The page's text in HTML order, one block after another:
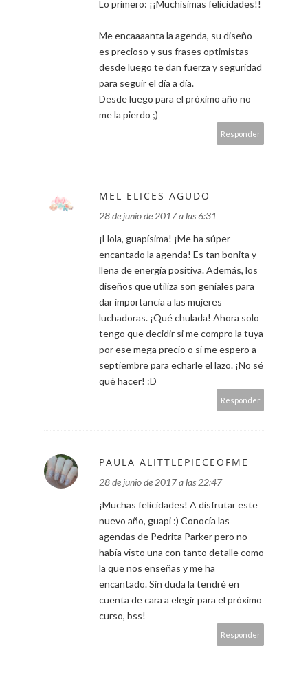
Lo primero: ¡¡Muchísimas felicidades!!
Me encaaaanta la agenda, su diseño
es precioso y sus frases optimistas
desde luego te dan fuerza y seguridad
para seguir el día a día.
Desde luego para el próximo año no
me la pierdo ;)
Responder
MEL ELICES AGUDO
28 de junio de 2017 a las 6:31
¡Hola, guapísima! ¡Me ha súper
encantado la agenda! Es tan bonita y
llena de energía positiva. Además, los
diseños que utiliza son geniales para
dar importancia a las mujeres
luchadoras. ¡Qué chulada! Ahora solo
tengo que decidir si me compro la tuya
por ese mega precio o si me espero a
septiembre para echarle el lazo. ¡No sé
qué hacer! :D
Responder
PAULA ALITTLEPIECEOFME
28 de junio de 2017 a las 22:47
¡Muchas felicidades! A disfrutar este
nuevo año, guapi :) Conocía las
agendas de Pedrita Parker pero no
había visto una con tanto detalle como
la que nos enseñas y me ha
encantado. Sin duda la tendré en
cuenta de cara a elegir para el próximo
curso, bss!
Responder